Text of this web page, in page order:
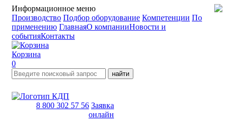
Информационное меню
Производство Подбор оборудование Компетенции По
применению ГлавнаяО компанииНовости и
событияКонтакты
Корзина
0
найти
8 800 302 57 56 Заявка
онлайн